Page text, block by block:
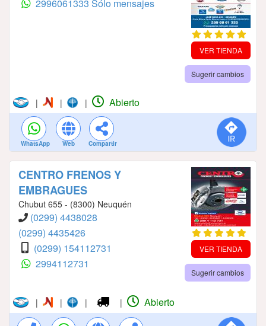
2996061333 Sólo mensajes
VER TIENDA
Sugerir cambios
| | | Abierto
WhatsApp Web Compartir
CENTRO FRENOS Y
EMBRAGUES
Chubut 655 - (8300) Neuquén
(0299) 4438028
(0299) 4435426
(0299) 154112731
2994112731
VER TIENDA
Sugerir cambios
| | | | Abierto